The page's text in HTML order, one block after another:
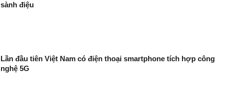
sành điệu
Lần đầu tiên Việt Nam có điện thoại smartphone tích hợp công
nghệ 5G